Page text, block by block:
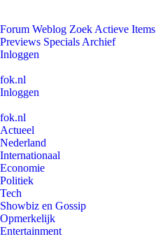
Forum Weblog Zoek Actieve Items
Previews Specials Archief
Inloggen
fok.nl
Inloggen
fok.nl
Actueel
Nederland
Internationaal
Economie
Politiek
Tech
Showbiz en Gossip
Opmerkelijk
Entertainment